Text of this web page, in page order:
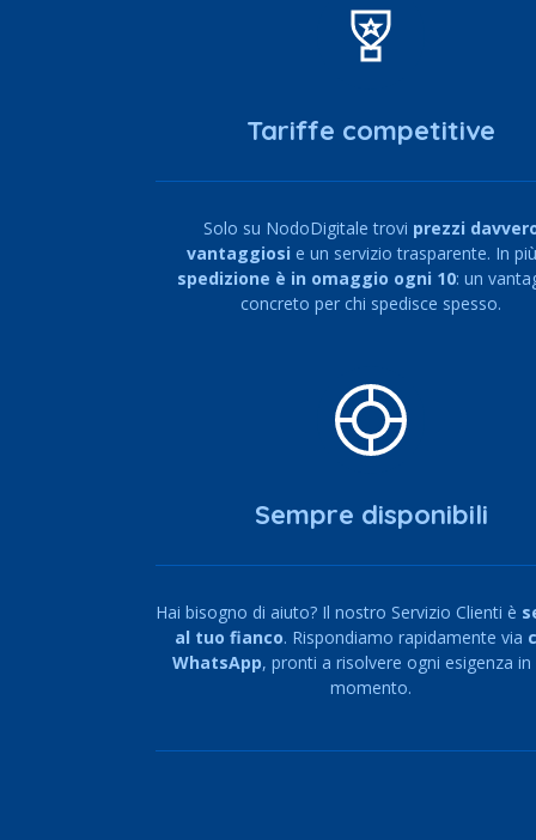
Tariffe competitive
Solo su NodoDigitale trovi prezzi
vantaggiosi e un servizio trasparente. In
spedizione è in omaggio ogni 10: un
concreto per chi spedisce spesso.
Sempre disponibili
Hai bisogno di aiuto? Il nostro Servizio Clienti è
al tuo fianco. Rispondiamo rapidamente via
WhatsApp, pronti a risolvere ogni esigenza in
momento.